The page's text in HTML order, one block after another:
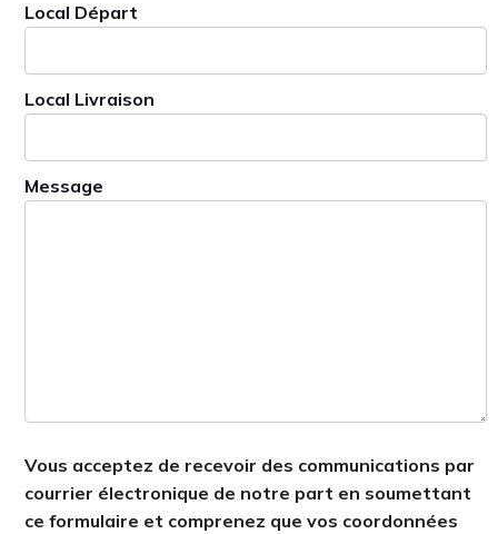
Local Départ
Local Livraison
Message
Vous acceptez de recevoir des communications par
courrier électronique de notre part en soumettant
ce formulaire et comprenez que vos coordonnées